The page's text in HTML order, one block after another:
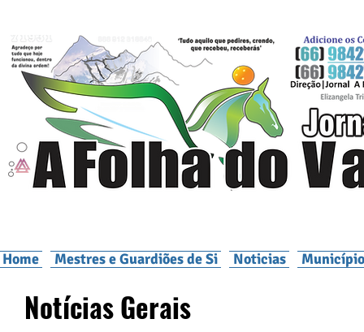
Home Mestres e Guardiões de Si Noticias
Notícias Gerais